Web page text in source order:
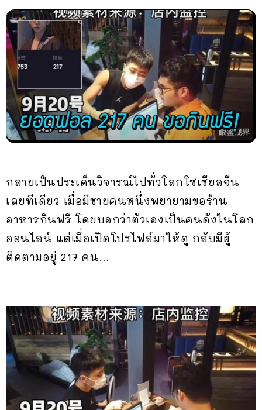
กลายเป็นประเด็นวิจารณ์ไปทั่วโลกโซเชียลจีน
เลยทีเดียว เมื่อมีชายคนหนึ่งพยายามขอร้าน
อาหารกินฟรี โดยบอกว่าตัวเองเป็นคนดังในโลก
ออนไลน์ แต่เมื่อเปิดโปรไฟล์มาให้ดู กลับมีผู้
ติดตามอยู่ 217 คน…